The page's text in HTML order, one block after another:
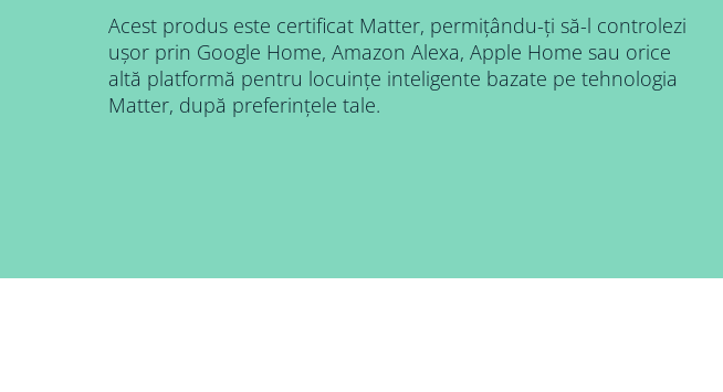
Acest produs este certificat Matter, permițându-ți să-l controlezi
ușor prin Google Home, Amazon Alexa, Apple Home sau orice
altă platformă pentru locuințe inteligente bazate pe tehnologia
Matter, după preferințele tale.